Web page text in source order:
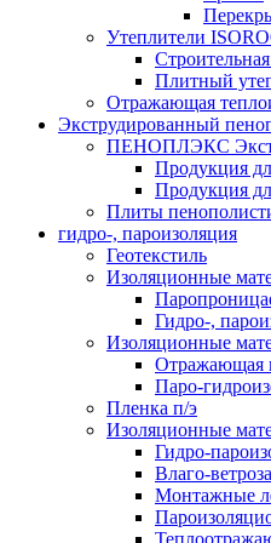
Утеплители
Плитный
Отражающая
Экструдированный
ПЕНОПЛЭКС
Продукция
Продукция
Плиты
гидро-, пароизоляция
Геотекстиль
Изоляционные
Гидро-,
Изоляционные
Отражающая
Паро-
Пленка п/э
Изоляционные
Гидро-
Влаго-
Монтажные